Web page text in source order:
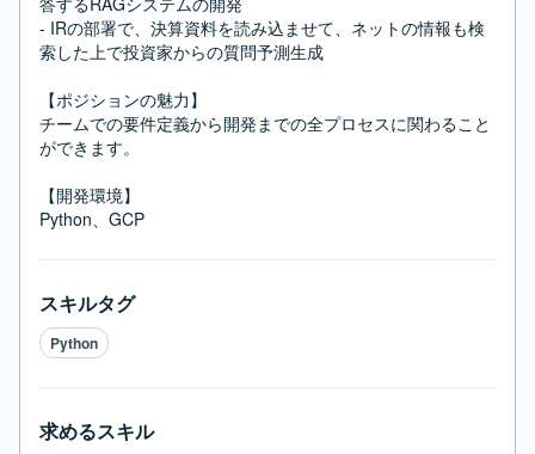
- IRの部署で、決算資料を読み込ませて、ネットの情報も検
索した上で投資家からの質問予測生成
【ポジションの魅力】
チームでの要件定義から開発までの全プロセスに関わること
ができます。
【開発環境】
Python、GCP
スキルタグ
Python
求めるスキル